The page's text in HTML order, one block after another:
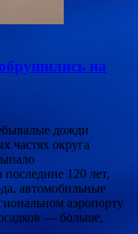
на
дожди
частях округа
последние 120 лет,
автомобильные
аэропорту
— больше,